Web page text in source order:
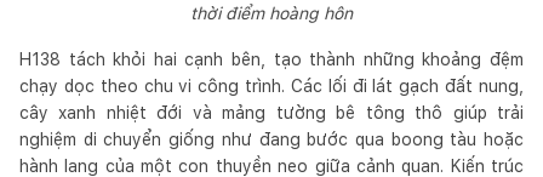
thời điểm hoàng hôn
H138 tách khỏi hai cạnh bên, tạo thành những khoảng đệm
chạy dọc theo chu vi công trình. Các lối đi lát gạch đất nung,
cây xanh nhiệt đới và mảng tường bê tông thô giúp trải
nghiệm di chuyển giống như đang bước qua boong tàu hoặc
hành lang của một con thuyền neo giữa cảnh quan. Kiến trúc